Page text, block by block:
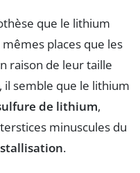
que le lithium
places que les
raison de leur taille
semble que le lithium
de lithium,
minuscules du
.